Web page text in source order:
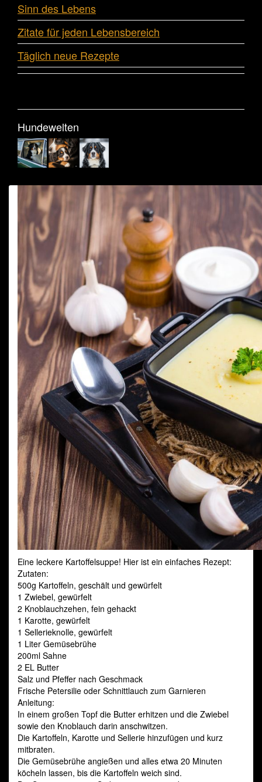
Sinn des Lebens
Zitate für jeden Lebensbereich
Täglich neue Rezepte
Hundewelten
Eine leckere Kartoffelsuppe! Hier ist ein einfaches Rezept:
Zutaten:
500g Kartoffeln, geschält und gewürfelt
1 Zwiebel, gewürfelt
2 Knoblauchzehen, fein gehackt
1 Karotte, gewürfelt
1 Sellerieknolle, gewürfelt
1 Liter Gemüsebrühe
200ml Sahne
2 EL Butter
Salz und Pfeffer nach Geschmack
Frische Petersilie oder Schnittlauch zum Garnieren
Anleitung:
In einem großen Topf die Butter erhitzen und die Zwiebel
sowie den Knoblauch darin anschwitzen.
Die Kartoffeln, Karotte und Sellerie hinzufügen und kurz
mitbraten.
Die Gemüsebrühe angießen und alles etwa 20 Minuten
köcheln lassen, bis die Kartoffeln weich sind.